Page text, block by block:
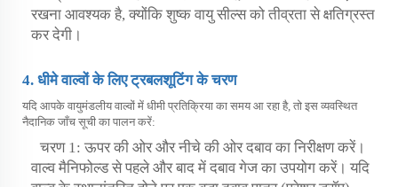
रखना आवश्यक है, क्योंकि शुष्क वायु सील्स को तीव्रता से क्षतिग्रस्त
कर देगी।
4. धीमे वाल्वों के लिए ट्रबलशूटिंग के चरण
यदि आपके वायुमंडलीय वाल्वों में धीमी प्रतिक्रिया का समय आ रहा है, तो इस व्यवस्थित
नैदानिक जाँच सूची का पालन करें:
चरण 1: ऊपर की ओर और नीचे की ओर दबाव का निरीक्षण करें।
वाल्व मैनिफोल्ड से पहले और बाद में दबाव गेज का उपयोग करें। यदि